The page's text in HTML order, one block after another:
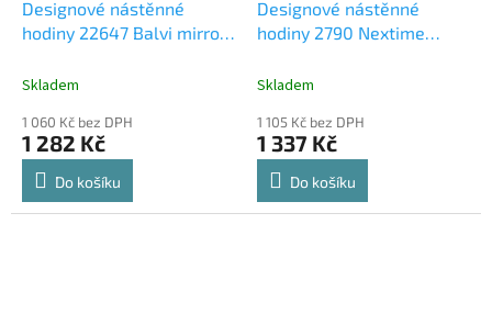
Designové nástěnné
hodiny 22647 Balvi mirror
Skladem
1 060 Kč bez DPH
1 282 Kč
Do košíku
Designové nástěnné
hodiny 2790 Nextime
Skladem
1 105 Kč bez DPH
1 337 Kč
Do košíku